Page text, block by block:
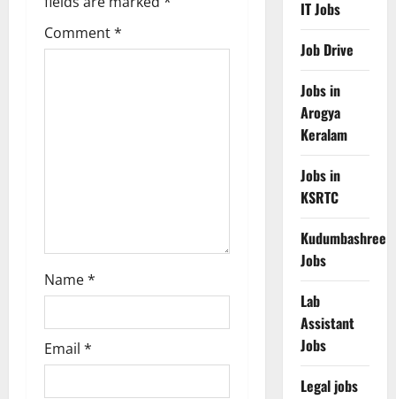
a
t
Comment*
Name*
Email *
IT Jobs
Job Drive
Jobs in
Arogya
Keralam
Jobs in
KSRTC
Kudumbashree
Jobs
Lab
Assistant
Jobs
Legal jobs